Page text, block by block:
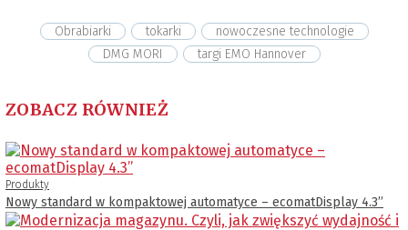
Obrabiarki tokarki
nowoczesne technologie
DMG MORI
targi EMO Hannover
ZOBACZ RÓWNIEŻ
Produkty
Nowy standard w kompaktowej automatyce – ecomatDisplay 4.3’’